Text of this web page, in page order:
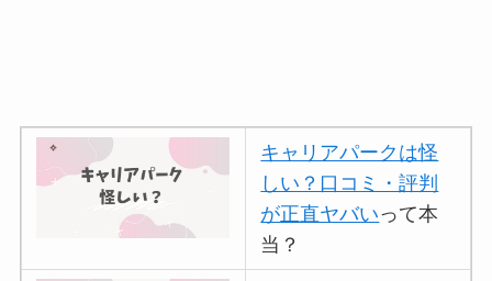
キャリアパークは怪
しい？口コミ・評判
が正直ヤバいって本
当？